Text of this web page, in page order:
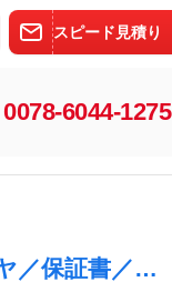
スピード見積り
0078-6044-1275
ムーヴ カスタムＸリミテッド２ ＳＡ３ 新品タイヤ／保証書／社外 ＳＤナビ／衝突安全装置／シートヒーター／車線逸脱防止支援システム／ヘッドランプ ＬＥＤ／ＥＴＣ／ＥＢＤ付ＡＢＳ／横滑り防止装置／アイドリングストップ／フルセグＴＶ